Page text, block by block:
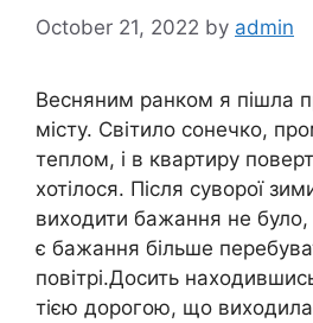
October 21, 2022 by admin
Весняним ранком я пішла
місту. Світило сонечко,
теплом, і в квартиру
хотілося. Після суворої
виходити бажання не
є бажання більше
повітрі.Досить
тією дорогою, що виходила